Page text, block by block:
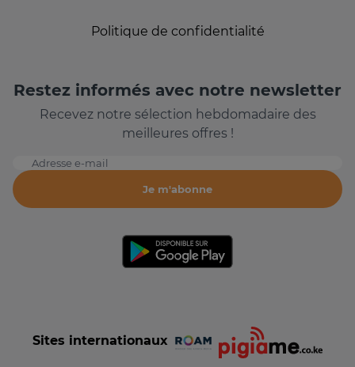
Politique de confidentialité
Restez informés avec notre newsletter
Recevez notre sélection hebdomadaire des
meilleures offres !
Adresse e-mail
Je m'abonne
Sites internationaux